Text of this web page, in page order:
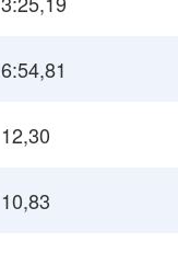
6:54,81
12,30
10,83